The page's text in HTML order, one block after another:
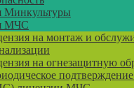
Минкультуры
МЧС
на монтаж и
на огнезащитную
подтверждение